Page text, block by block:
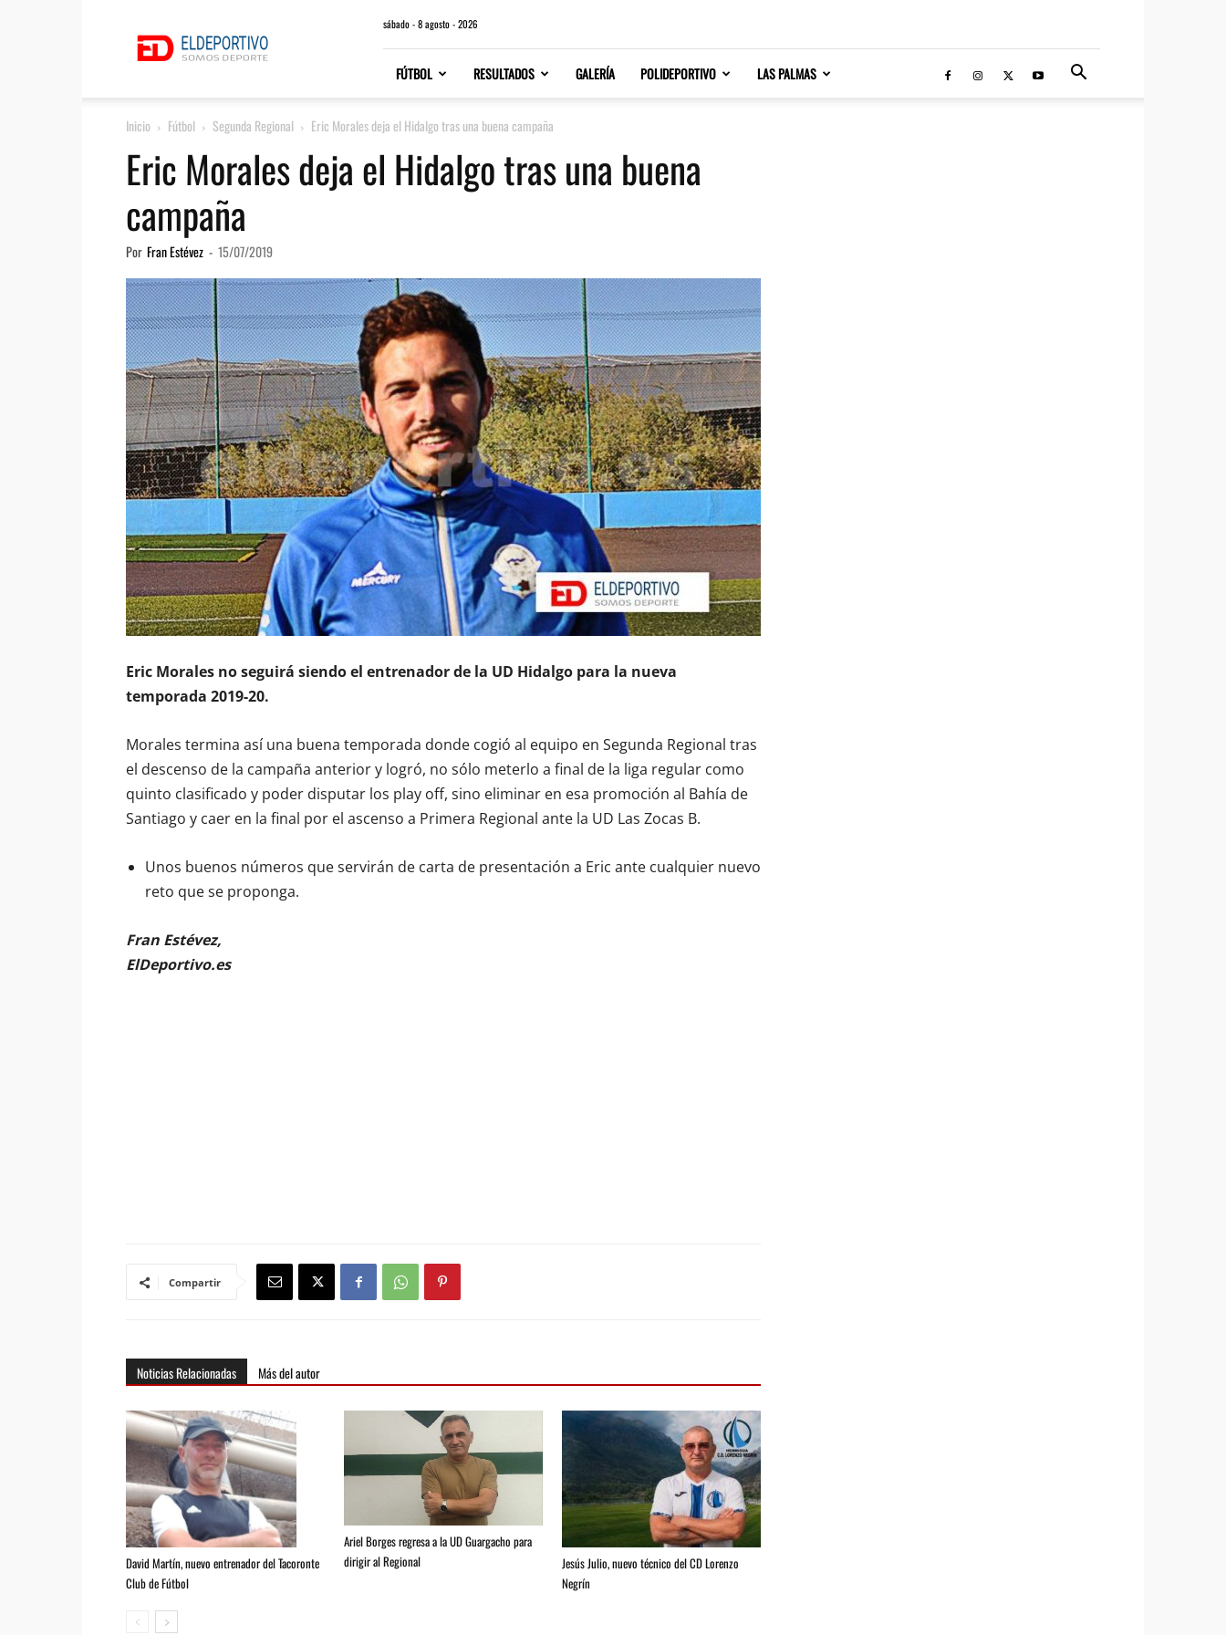
sábado - 8 agosto - 2026
FÚTBOL RESULTADOS GALERÍA POLIDEPORTIVO LAS PALMAS
Inicio Fútbol Segunda Regional Eric Morales deja el Hidalgo tras una buena campaña
Eric Morales deja el Hidalgo tras una buena
campaña
Por Fran Estévez - 15/07/2019
Eric Morales no seguirá siendo el entrenador de la UD Hidalgo para la nueva
temporada 2019-20.
Morales termina así una buena temporada donde cogió al equipo en Segunda Regional tras
el descenso de la campaña anterior y logró, no sólo meterlo a final de la liga regular como
quinto clasificado y poder disputar los play off, sino eliminar en esa promoción al Bahía de
Santiago y caer en la final por el ascenso a Primera Regional ante la UD Las Zocas B.
Unos buenos números que servirán de carta de presentación a Eric ante cualquier nuevo
reto que se proponga.
Fran Estévez,
ElDeportivo.es
Compartir
Noticias Relacionadas Más del autor
David Martín, nuevo entrenador del Tacoronte
Club de Fútbol
Ariel Borges regresa a la UD Guargacho para
dirigir al Regional
Jesús Julio, nuevo técnico del CD Lorenzo
Negrín